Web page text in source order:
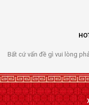
Bất cứ vấn đề gì vui lòng